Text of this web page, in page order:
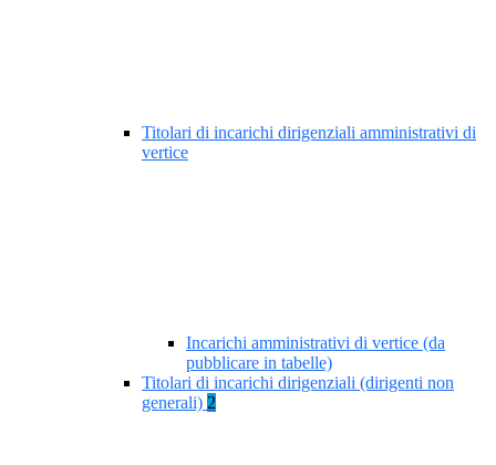
Titolari di incarichi dirigenziali amministrativi di
vertice
Incarichi amministrativi di vertice (da
pubblicare in tabelle)
Titolari di incarichi dirigenziali (dirigenti non
generali) 2